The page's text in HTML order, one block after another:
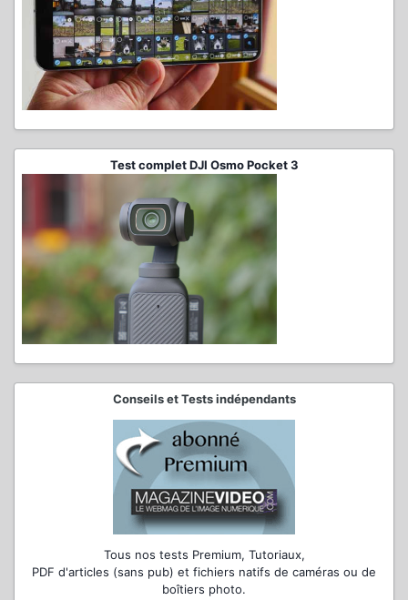
Test complet DJI Osmo Pocket 3
Conseils et Tests indépendants
Tous nos tests Premium, Tutoriaux,
PDF d'articles (sans pub) et fichiers natifs de caméras ou de
boîtiers photo.